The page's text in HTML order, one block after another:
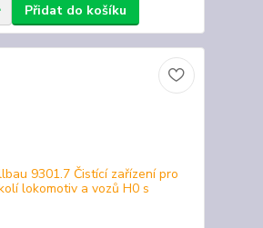
Přidat do košíku